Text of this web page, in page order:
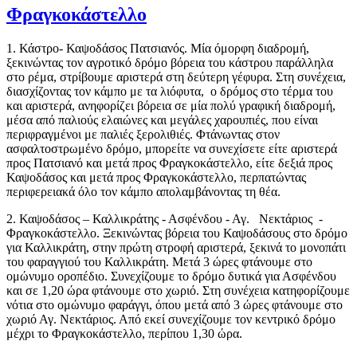
Φραγκοκάστελλο
1. Κάστρο- Καψοδάσος Πατσιανός. Μία όμορφη διαδρομή,
ξεκινώντας τον αγροτικό δρόμο βόρεια του κάστρου παράλληλα
στο ρέμα, στρίβουμε αριστερά στη δεύτερη γέφυρα. Στη συνέχεια,
διασχίζοντας τον κάμπο με τα λιόφυτα, ο δρόμος στο τέρμα του
και αριστερά, ανηφορίζει βόρεια σε μία πολύ γραφική διαδρομή,
μέσα από παλιούς ελαιώνες και μεγάλες χαρουπιές, που είναι
περιφραγμένοι με παλιές ξερολιθιές. Φτάνωντας στον
ασφαλτοστρωμένο δρόμο, μπορείτε να συνεχίσετε είτε αριστερά
προς Πατσιανό και μετά προς Φραγκοκάστελλο, είτε δεξιά προς
Καψοδάσος και μετά προς Φραγκοκάστελλο, περπατώντας
περιφερειακά όλο τον κάμπο απολαμβάνοντας τη θέα.
2. Καψοδάσος – Καλλικράτης - Ασφένδου - Αγ. Νεκτάριος -
Φραγκοκάστελλο. Ξεκινώντας βόρεια του Καψοδάσους στο δρόμο
για Καλλικράτη, στην πρώτη στροφή αριστερά, ξεκινά το μονοπάτι
του φαραγγιού του Καλλικράτη. Μετά 3 ώρες φτάνουμε στο
ομώνυμο οροπέδιο. Συνεχίζουμε το δρόμο δυτικά για Ασφένδου
και σε 1,20 ώρα φτάνουμε στο χωριό. Στη συνέχεια κατηφορίζουμε
νότια στο ομώνυμο φαράγγι, όπου μετά από 3 ώρες φτάνουμε στο
χωριό Αγ. Νεκτάριος. Από εκεί συνεχίζουμε τον κεντρικό δρόμο
μέχρι το Φραγκοκάστελλο, περίπου 1,30 ώρα.